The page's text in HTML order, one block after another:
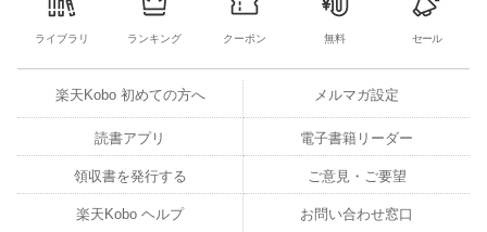
ライブラリ ランキング クーポン 無料 セール
楽天Kobo 初めての方へ メルマガ設定
読書アプリ 電子書籍リーダー
領収書を発行する ご意見・ご要望
楽天Kobo ヘルプ お問い合わせ窓口